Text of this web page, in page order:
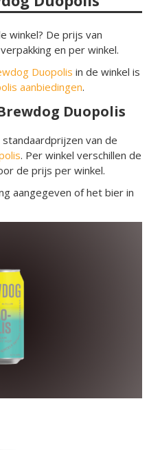
winkel? De prijs van
en per winkel.
Duopolis in de winkel is
aanbiedingen.
Duopolis
van de
. Per winkel verschillen de
de prijs per winkel.
aangegeven of het bier in